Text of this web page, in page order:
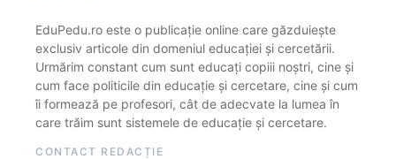
EduPedu.ro este o publicație online care găzduiește
exclusiv articole din domeniul educației și cercetării.
Urmărim constant cum sunt educați copiii noștri, cine și
cum face politicile din educație și cercetare, cine și cum
îi formează pe profesori, cât de adecvate la lumea în
care trăim sunt sistemele de educație și cercetare.
CONTACT REDACȚIE